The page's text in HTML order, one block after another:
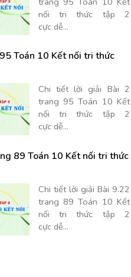
nối tri thức tập 2
cực dễ...
Toán 10 Kết nối tri thức
Chi tiết lời giải Bài 2
trang 95 Toán 10 Kết
nối tri thức tập 2
cực dễ...
89 Toán 10 Kết nối tri thức
Chi tiết lời giải Bài 9.22
trang 89 Toán 10 Kết
nối tri thức tập 2
cực dễ...